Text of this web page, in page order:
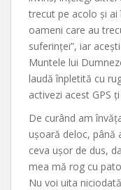
trecut pe acolo și ai
oameni care au
suferinței”, iar
Muntele lui
laudă înpletită cu
activezi acest GPS
De curând am
ușoară deloc, până
ceva ușor de dus,
mea mă rog cu
Nu voi uita